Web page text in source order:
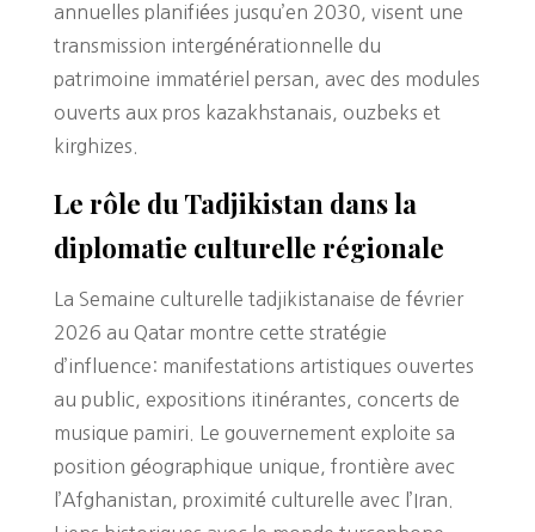
annuelles planifiées jusqu’en 2030, visent une
transmission intergénérationnelle du
patrimoine immatériel persan, avec des modules
ouverts aux pros kazakhstanais, ouzbeks et
kirghizes.
Le rôle du Tadjikistan dans la
diplomatie culturelle régionale
La Semaine culturelle tadjikistanaise de février
2026 au Qatar montre cette stratégie
d’influence: manifestations artistiques ouvertes
au public, expositions itinérantes, concerts de
musique pamiri. Le gouvernement exploite sa
position géographique unique, frontière avec
l’Afghanistan, proximité culturelle avec l’Iran.